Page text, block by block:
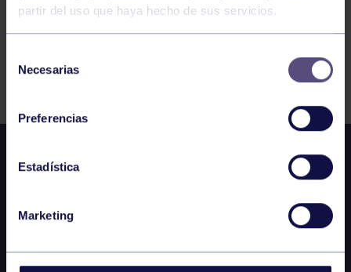
partir del uso que haya hecho de sus servicios.
Necesarias
Preferencias
Estadística
Marketing
FILTRAR